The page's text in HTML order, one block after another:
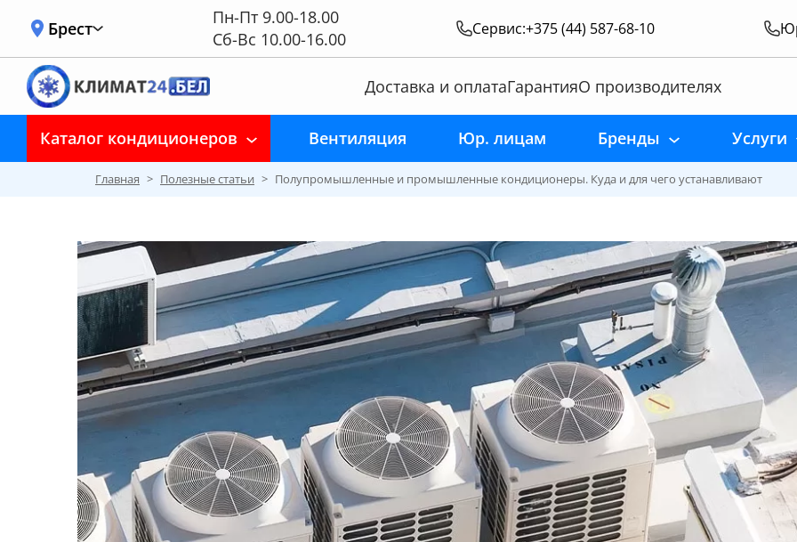
Брест
Пн-Пт 9.00-18.00
Сб-Вс 10.00-16.00
Сервис:+375 (44) 587-68-10
Доставка и оплатаГарантияО производителях
Каталог кондиционеров Вентиляция Юр. лицам Бренды Услуги
Главная > Полезные статьи > Полупромышленные и промышленные кондиционеры. Куда и для чего устанавливают